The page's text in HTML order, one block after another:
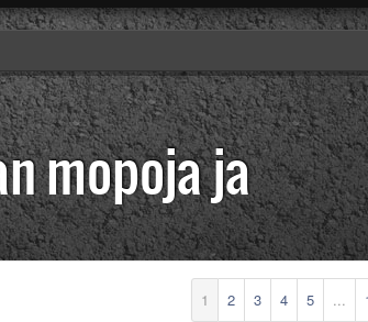
mopoja ja
1 2 3 4 5 ...